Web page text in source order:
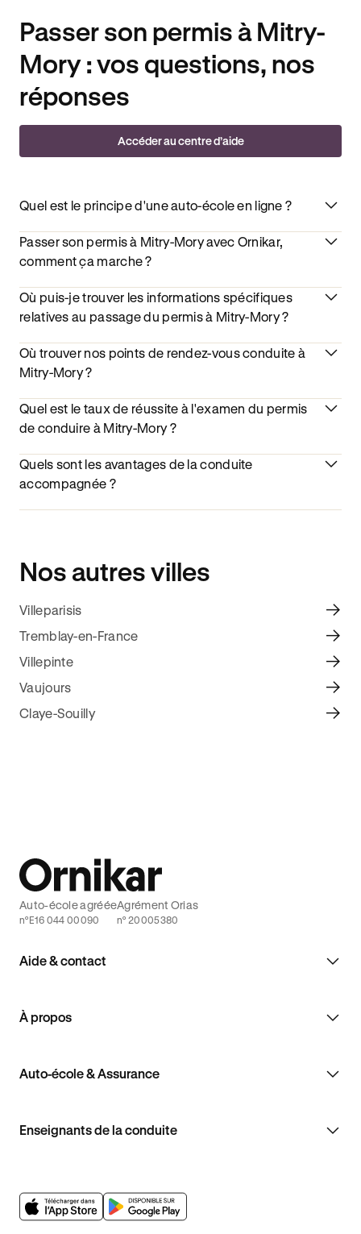
Passer son permis à Mitry-
Mory : vos questions, nos
réponses
Accéder au centre d’aide
Quel est le principe d'une auto-école en ligne ?
Passer son permis à Mitry-Mory avec Ornikar,
comment ça marche ?
Où puis-je trouver les informations spécifiques
relatives au passage du permis à Mitry-Mory ?
Où trouver nos points de rendez-vous conduite à
Mitry-Mory ?
Quel est le taux de réussite à l'examen du permis
de conduire à Mitry-Mory ?
Quels sont les avantages de la conduite
accompagnée ?
Nos autres villes
Villeparisis
Tremblay-en-France
Villepinte
Vaujours
Claye-Souilly
Aide & contact
À propos
Auto-école & Assurance
Enseignants de la conduite
Auto-école agréée
n°E16 044 00090
Agrément Orias
n° 20005380